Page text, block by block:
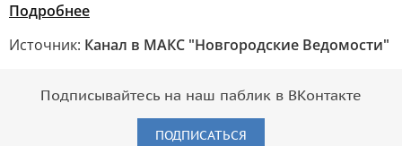
Подробнее
Источник: Канал в МАКС "Новгородские Ведомости"
Подписывайтесь на наш паблик в ВКонтакте
ПОДПИСАТЬСЯ